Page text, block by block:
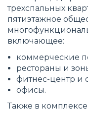
трехспальных
пятиэтажное
включающее:
коммерческие
рестораны и
фитнес-центр и
офисы.
Также в